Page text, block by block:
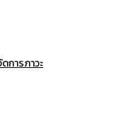
การภาวะ